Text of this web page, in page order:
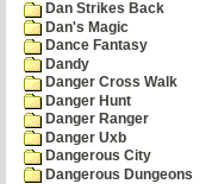
Dan Strikes Back
Dan's Magic
Dance Fantasy
Dandy
Danger Cross Walk
Danger Hunt
Danger Ranger
Danger Uxb
Dangerous City
Dangerous Dungeons